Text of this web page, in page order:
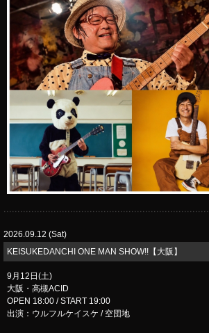
2026.09.12 (Sat)
KEISUKEDANCHI ONE MAN SHOW!!【大阪】
9月12日(土)
大阪・高槻ACID
OPEN 18:00 / START 19:00
出演：ウルフルケイスケ / 空団地